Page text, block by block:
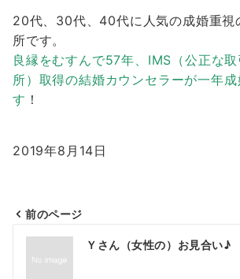
20代、30代、40代に人気の成婚重視
所です。
良縁をむすんで57年、IMS（公正な
所）取得の結婚カウンセラーが一年成
す ！
2019年8月14日
投
前のページ
Ｙさん（女性の）お見合い♪